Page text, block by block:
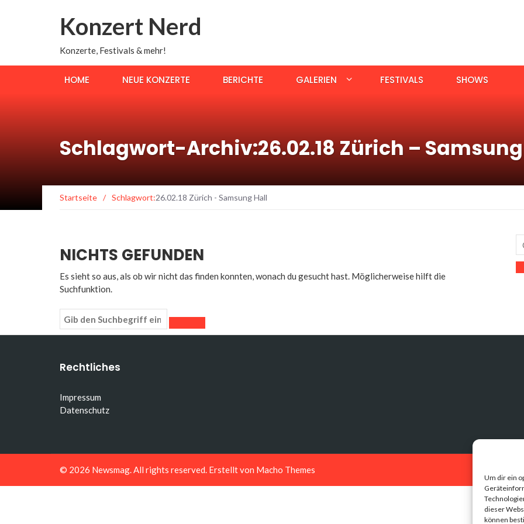
Um dir ein
dieser
können
Konzert Nerd
Konzerte, Festivals & mehr!
HOME NEUE KONZERTE BERICHTE GALERIEN FESTIVALS SHOWS
Schlagwort-Archiv:26.02.18 Zürich –
Startseite / Schlagwort:26.02.18 Zürich - Samsung Hall
NICHTS GEFUNDEN
Es sieht so aus, als ob wir nicht das finden konnten, wonach du gesucht hast. Möglicherweise hilft die
Suchfunktion.
Rechtliches
Impressum
Datenschutz
© 2026 Newsmag . All rights reserved. Erstellt von Macho Themes